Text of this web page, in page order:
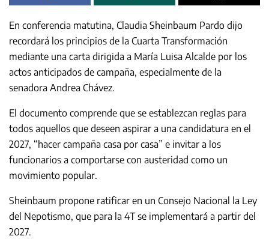
En conferencia matutina, Claudia Sheinbaum Pardo dijo
recordará los principios de la Cuarta Transformación
mediante una carta dirigida a María Luisa Alcalde por los
actos anticipados de campaña, especialmente de la
senadora Andrea Chávez.
El documento comprende que se establezcan reglas para
todos aquellos que deseen aspirar a una candidatura en el
2027, “hacer campaña casa por casa” e invitar a los
funcionarios a comportarse con austeridad como un
movimiento popular.
Sheinbaum propone ratificar en un Consejo Nacional la Ley
del Nepotismo, que para la 4T se implementará a partir del
2027.